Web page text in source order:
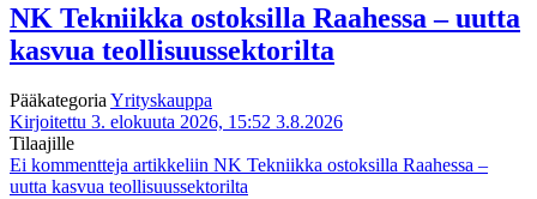
NK Tekniikka ostoksilla Raahessa – uutta
kasvua teollisuussektorilta
PääkategoriaYrityskauppa
Kirjoitettu 3. elokuuta 2026, 15:52 3.8.2026
Tilaajille
Ei kommentteja artikkeliin NK Tekniikka ostoksilla Raahessa –
uutta kasvua teollisuussektorilta